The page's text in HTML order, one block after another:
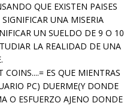
QUE EXISTEN PAISES
UNA MISERIA
UN SUELDO DE 9 O 10
LA REALIDAD DE UNA
ES QUE MIENTRAS
PC) DUERME(Y DONDE
O ESFUERZO AJENO DONDE